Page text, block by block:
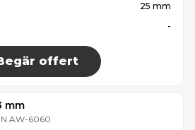
25 mm
-
offert
mm
AW-6060